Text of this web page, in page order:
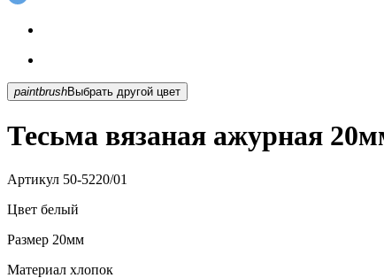
paintbrush Выбрать другой цвет
Тесьма вязаная ажурная
Артикул 50-5220/01
Цвет белый
Размер 20мм
Материал хлопок